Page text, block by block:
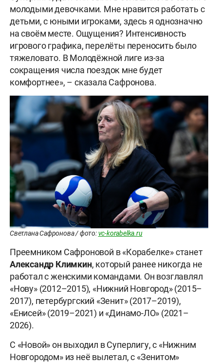
молодыми девочками. Мне нравится работать с
детьми, с юными игроками, здесь я однозначно
на своём месте. Ощущения? Интенсивность
игрового графика, перелёты переносить было
тяжеловато. В Молодёжной лиге из-за
сокращения числа поездок мне будет
комфортнее», – сказала Сафронова.
Светлана Сафронова / фото:vc-korabelka.ru
Преемником Сафроновой в «Корабелке» станет
Александр Климкин, который ранее никогда не
работал с женскими командами. Он возглавлял
«Нову» (2012–2015), «Нижний Новгород» (2015–
2017), петербургский «Зенит» (2017–2019),
«Енисей» (2019–2021) и «Динамо-ЛО» (2021–
2026).
С «Новой» он выходил в Суперлигу, с «Нижним
Новгородом» из неё вылетал, с «Зенитом»